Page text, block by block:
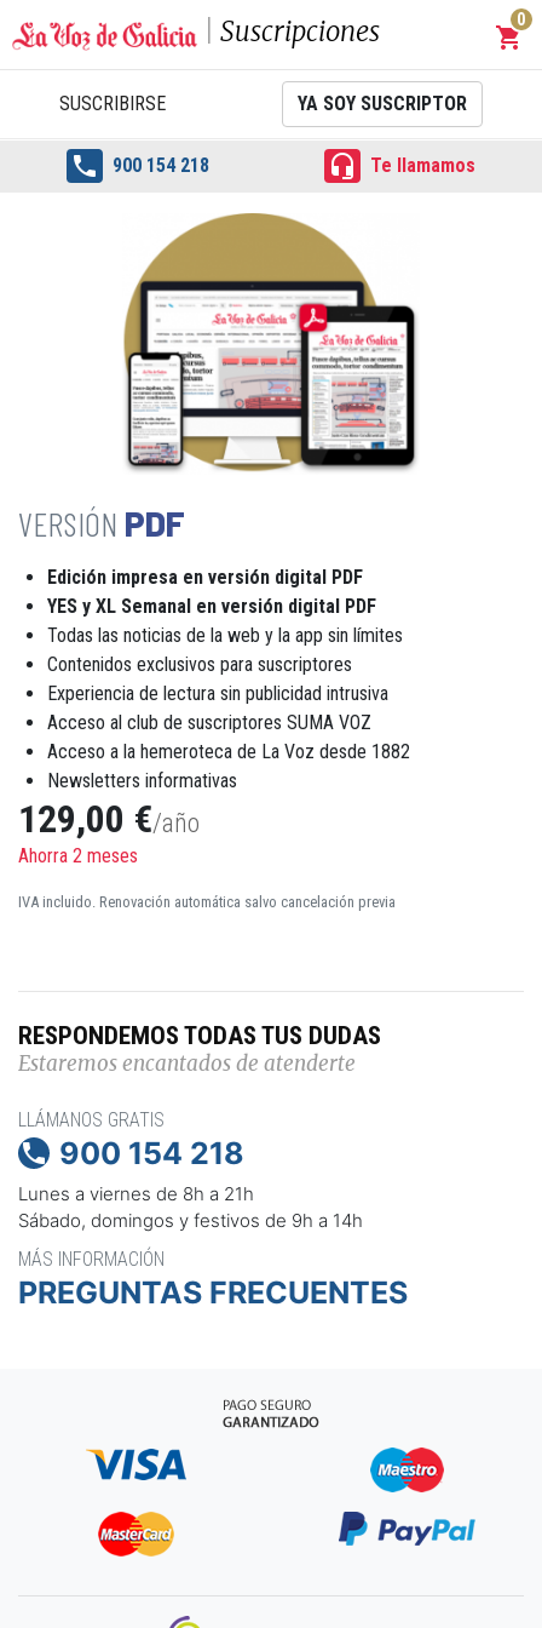
Suscripciones shopping_cart
0
SUSCRIBIRSE YA SOY SUSCRIPTOR
 900 154 218  Te llamamos
PDF
Edición impresa en versión digital PDF
YES y XL Semanal en versión digital PDF
Todas las noticias de la web y la app sin límites
Contenidos exclusivos para suscriptores
Experiencia de lectura sin publicidad intrusiva
Acceso al club de suscriptores SUMA VOZ
Acceso a la hemeroteca de La Voz desde 1882
Newsletters informativas
129,00 €/año
Ahorra 2 meses
IVA incluido. Renovación automática salvo cancelación previa
RESPONDEMOS TODAS TUS DUDAS
Estaremos encantados de atenderte
LLÁMANOS GRATIS
 900 154 218
Lunes a viernes de 8h a 21h
Sábado, domingos y festivos de 9h a 14h
MÁS INFORMACIÓN
PREGUNTAS FRECUENTES